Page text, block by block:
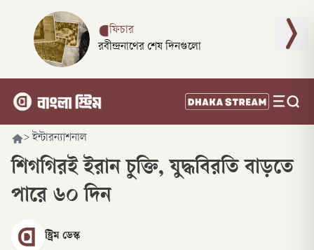
ফিচার
রবীন্দ্রনাথের শেষ দিনগুলো
> ইন্টারন্যাশনাল
শিগগিরই ইরান চুক্তি, যুদ্ধবিরতি বাড়তে
পারে ৬০ দিন
স্ট্রিম ডেস্ক